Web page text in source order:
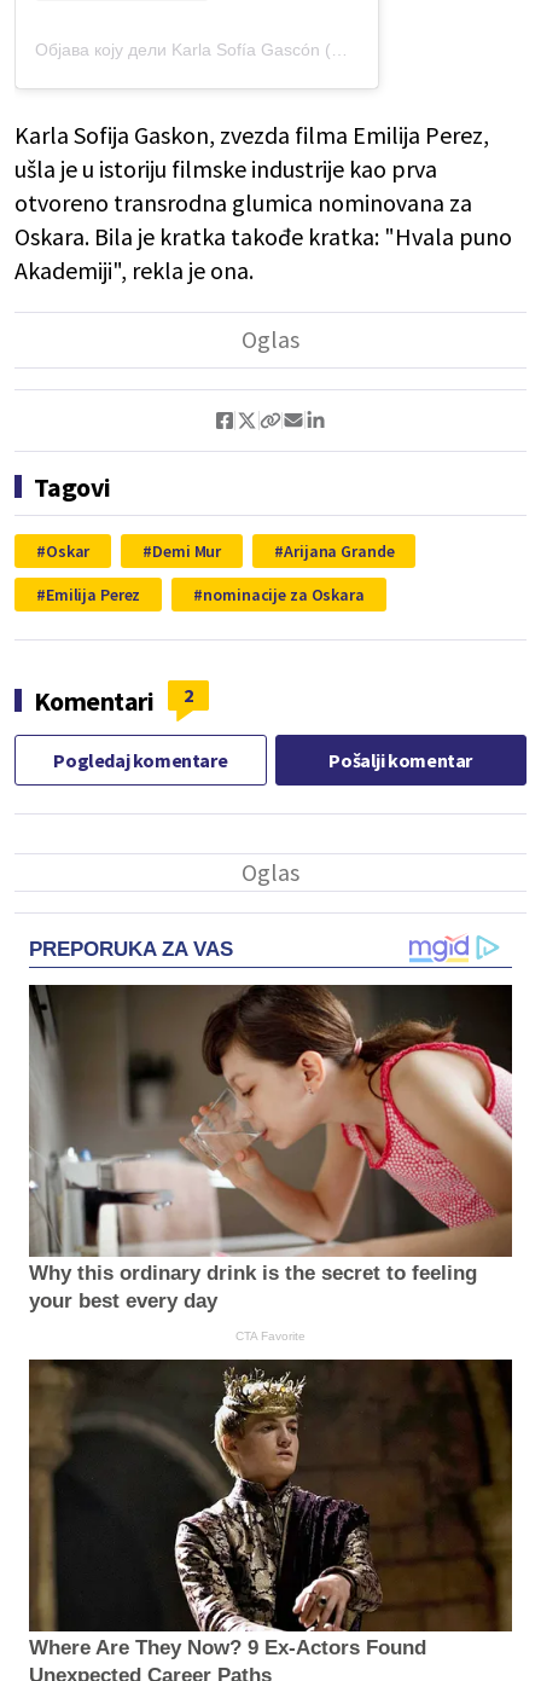
Karla Sofija Gaskon, zvezda filma Emilija Perez,
ušla je u istoriju filmske industrije kao prva
otvoreno transrodna glumica nominovana za
Oskara. Bila je kratka takođe kratka: "Hvala puno
Akademiji", rekla je ona.
Tagovi
Oskar Demi Mur
Arijana Grande
Emilija Perez
nominacije za Oskara
Komentari 2
Pogledaj komentare Pošalji komentar
PREPORUKA ZA VAS
Why this ordinary drink is the secret to feeling
your best every day
CTA Favorite
Where Are They Now? 9 Ex-Actors Found
Unexpected Career Paths